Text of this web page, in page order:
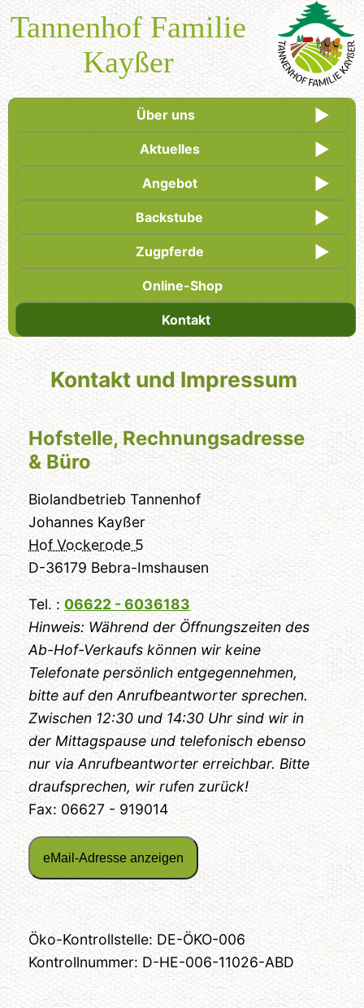
Tannenhof Familie
Kayßer
Über uns
Aktuelles
Angebot
Backstube
Zugpferde
Online-Shop
Kontakt
Kontakt und Impressum
Hofstelle, Rechnungsadresse
& Büro
Biolandbetrieb Tannenhof
Johannes Kayßer
Hof Vockerode 5
D-36179 Bebra-Imshausen
Tel. :06622 - 6036183
Hinweis: Während der Öffnungszeiten des
Ab-Hof-Verkaufs können wir keine
Telefonate persönlich entgegennehmen,
bitte auf den Anrufbeantworter sprechen.
Zwischen 12:30 und 14:30 Uhr sind wir in
der Mittagspause und telefonisch ebenso
nur via Anrufbeantworter erreichbar. Bitte
draufsprechen, wir rufen zurück!
Fax: 06627 - 919014
Öko-Kontrollstelle: DE-ÖKO-006
Kontrollnummer: D-HE-006-11026-ABD